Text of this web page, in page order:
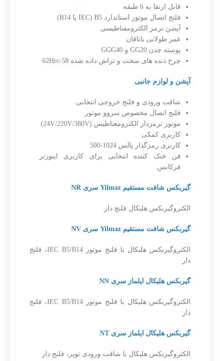
قابل ارتقا به 6 طبقه
فلنج اتصال موتور استاندارد IEC) B5 یا B14)
آپشن ترمز الکترومفناطیسی
عمر طولانی یاتاقان
پوسته چدن GG20 و GGG40
چرخ دنده های سخت و تراش داده شده 58-62Hrc
آپشن و لوازم جانبی
شافت ورودی و فلنج خروجی انتخابی
فلنج اتصال مخصوص سروو موتور
موتور ترمزدار الکترومغناطیس (24V/220V/380V)
کاربری کمکی
کاربری رمزگذار پالس 1024-500
فن خنک کننده انتخابی برای کاربری اینورتر
فرکانس
گیربکس شافت مستقیم Yilmaz سری NR
الکتروگیربکس هلیکال فلنج دار
گیربکس شافت مستقیم Yilmaz سری NV
الکتروگیربکس هلیکال با فلنج موتور IEC B5/B14، فلنج
دار
گیربکس هلیکال ایلماز سری NN
الکتروگیربکس هلیکال با فلنج موتور IEC B5/B14، فلنج
دار
گیربکس هلیکال ایلماز سری NT
الکتروگیربکس هلیکال با شافت ورودی توپر، فلنج دار